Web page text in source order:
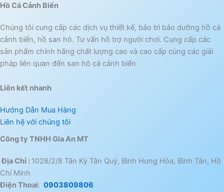
Hồ Cá Cảnh Biển
Chúng tôi cung cấp các dịch vụ thiết kế, bảo trì bảo dưỡng hồ cá
cảnh biển, hồ san hô. Tư vấn hỗ trợ người chơi. Cung cấp các
sản phẩm chính hãng chất lượng cao và cao cấp cùng các giải
pháp liên quan đến san hô cá cảnh biển
Liên kết nhanh
Hướng Dẫn Mua Hàng
Liên hệ với chúng tôi
Công ty TNHH Gia An MT
Địa Chỉ : 1028/2/8 Tân Kỳ Tân Quý, Bình Hưng Hòa, Bình Tân, Hồ
Chí Minh
Điện Thoai: 0903809806